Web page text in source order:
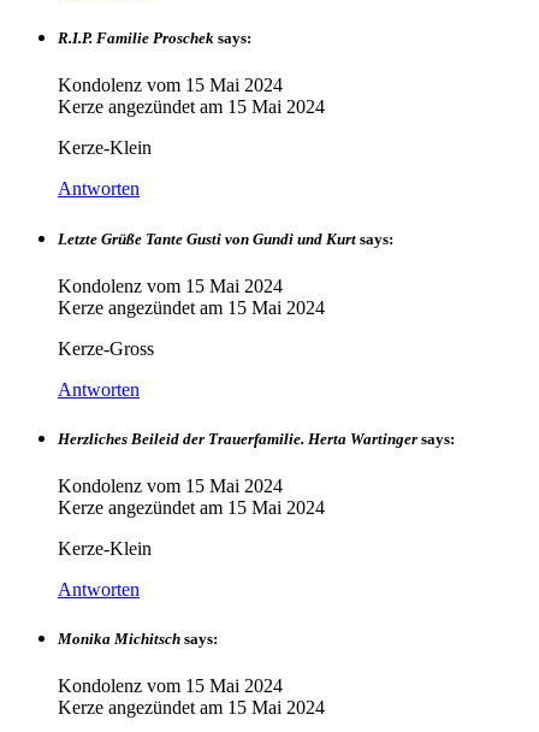
R.I.P. Familie Proschek says:
Kondolenz vom 15 Mai 2024
Kerze angezündet am 15 Mai 2024
Kerze-Klein
Antworten
Letzte Grüße Tante Gusti von Gundi und Kurt says:
Kondolenz vom 15 Mai 2024
Kerze angezündet am 15 Mai 2024
Kerze-Gross
Antworten
Herzliches Beileid der Trauerfamilie. Herta Wartinger says:
Kondolenz vom 15 Mai 2024
Kerze angezündet am 15 Mai 2024
Kerze-Klein
Antworten
Monika Michitsch says:
Kondolenz vom 15 Mai 2024
Kerze angezündet am 15 Mai 2024